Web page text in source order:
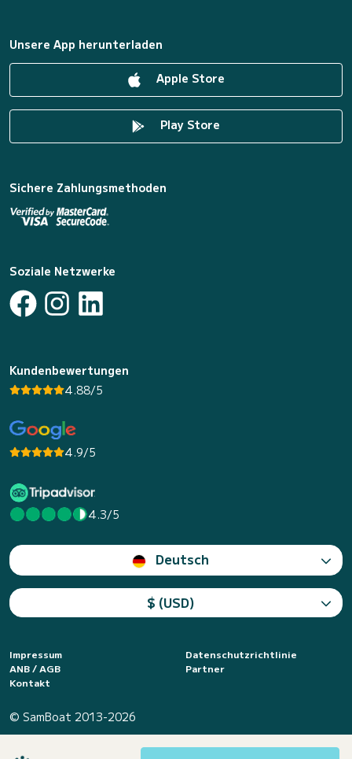
Unsere App herunterladen
Apple Store
Play Store
Sichere Zahlungsmethoden
Soziale Netzwerke
Kundenbewertungen
4.88/5
4.9/5
4.3/5
Deutsch
$ (USD)
Impressum
Datenschutzrichtlinie
ANB / AGB
Partner
Kontakt
© SamBoat 2013-2026